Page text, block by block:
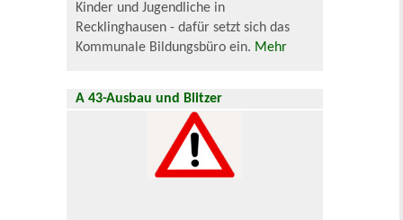
Kinder und Jugendliche in
Recklinghausen - dafür setzt sich das
Kommunale Bildungsbüro ein. Mehr
A 43-Ausbau und Blitzer